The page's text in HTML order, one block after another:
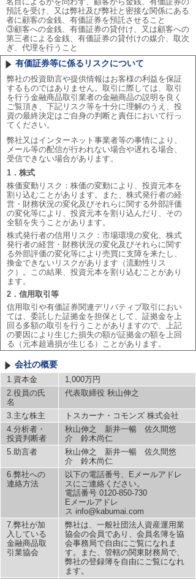
預託を受け、又は弊社及び弊社と密接な関係にある
者に顧客の金銭、有価証券を預託させること
③顧客への金銭、有価証券の貸付け、又は顧客への
第三者による金銭、有価証券の貸付けの媒介、取次
ぎ、代理を行うこと
有価証券等に係るリスクについて
弊社の投資助言や提供情報はお客様の利益を保証
するものではありません。取引に際しては、取引
を行う金融商品取引業者の金融商品の説明を良く
ご覧頂き、下記リスク等を十分に理解のうえ、投
資の最終決定はご自身の判断と責任において行っ
てください。
弊社又はインターネット事業者等の事情により、
メール等の配信が行われない場合や遅れる場合、
受信できない場合があります。
1．株式
株価変動リスク：株価の変動により、投資元本を
割り込むことがあります。また、株式発行者の経
営・財務状況の変化及びそれらに関する外部評価
の変化等により、投資元本を割り込んだり、その
全額を失うことがあります。
株式発行者の信用リスク：市場環境の変化、株式
発行者の経営・財務状況の変化及びそれらに関す
る外部評価の変化等により売買に支障を来たし、
換金できないリスクがあります（流動性リス
ク）。この結果、投資元本を割り込むことがあり
ます。
2．信用取引等
信用取引や有価証券関連デリバティブ取引におい
ては、委託した証拠金を担保として、証拠金を上
回る多額の取引を行うことがありますので、上記
の要因により生じた損失の額が証拠金の額を上回
る（元本超過損が生じる）ことがあります。
会社の概要
1.資本金
1,000万円
2.役員の氏
名
代表取締役 秋山伸之
3.主な株主
トスカーナ・コモンズ 株式会社
4.分析者・
投資判断者
秋山伸之 新井一暢 佐久間悠
介 鈴木尚仁
5.助言者
秋山伸之 新井一暢 佐久間悠
介 鈴木尚仁
6.弊社への
連絡方法
以下の電話番号、Eメールアドレ
スにご連絡ください。
電話番号 0120-850-730
Eメールアドレ
ス info@kabumai.com
7.弊社が加
入している
金融商品取
引業協会
弊社は、一般社団法人資産運用業
協会の会員であり、会員名簿を協
会事務局で自由にご覧になれま
す。また、管轄の関東財務局で、
弊社の登録簿を自由にご覧になれ
ます。